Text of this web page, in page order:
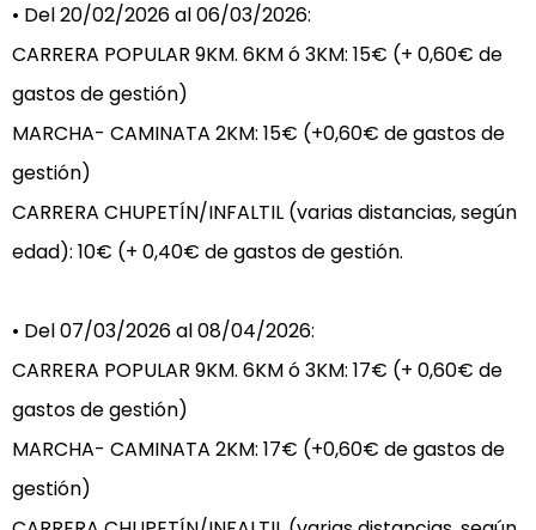
• Del 20/02/2026 al 06/03/2026:
CARRERA POPULAR 9KM. 6KM ó 3KM: 15€ (+ 0,60€ de
gastos de gestión)
MARCHA- CAMINATA 2KM: 15€ (+0,60€ de gastos de
gestión)
CARRERA CHUPETÍN/INFALTIL (varias distancias, según
edad): 10€ (+ 0,40€ de gastos de gestión.
• Del 07/03/2026 al 08/04/2026:
CARRERA POPULAR 9KM. 6KM ó 3KM: 17€ (+ 0,60€ de
gastos de gestión)
MARCHA- CAMINATA 2KM: 17€ (+0,60€ de gastos de
gestión)